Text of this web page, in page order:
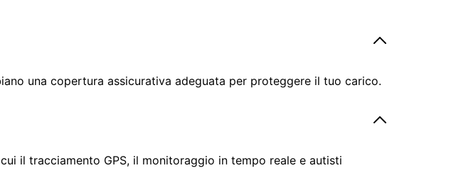
una copertura assicurativa adeguata per proteggere il tuo carico.
il tracciamento GPS, il monitoraggio in tempo reale e autisti